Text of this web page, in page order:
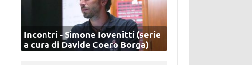
Incontri - Simone Iovenitti (serie
a cura di Davide Coero Borga)